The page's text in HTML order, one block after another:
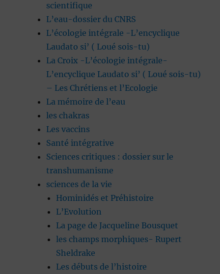
scientifique
L’eau-dossier du CNRS
L’écologie intégrale -L’encyclique
Laudato si’ ( Loué sois-tu)
La Croix -L’écologie intégrale-
L’encyclique Laudato si’ ( Loué sois-tu)
– Les Chrétiens et l’Ecologie
La mémoire de l’eau
les chakras
Les vaccins
Santé intégrative
Sciences critiques : dossier sur le
transhumanisme
sciences de la vie
Hominidés et Préhistoire
L’Evolution
La page de Jacqueline Bousquet
les champs morphiques- Rupert
Sheldrake
Les débuts de l’histoire